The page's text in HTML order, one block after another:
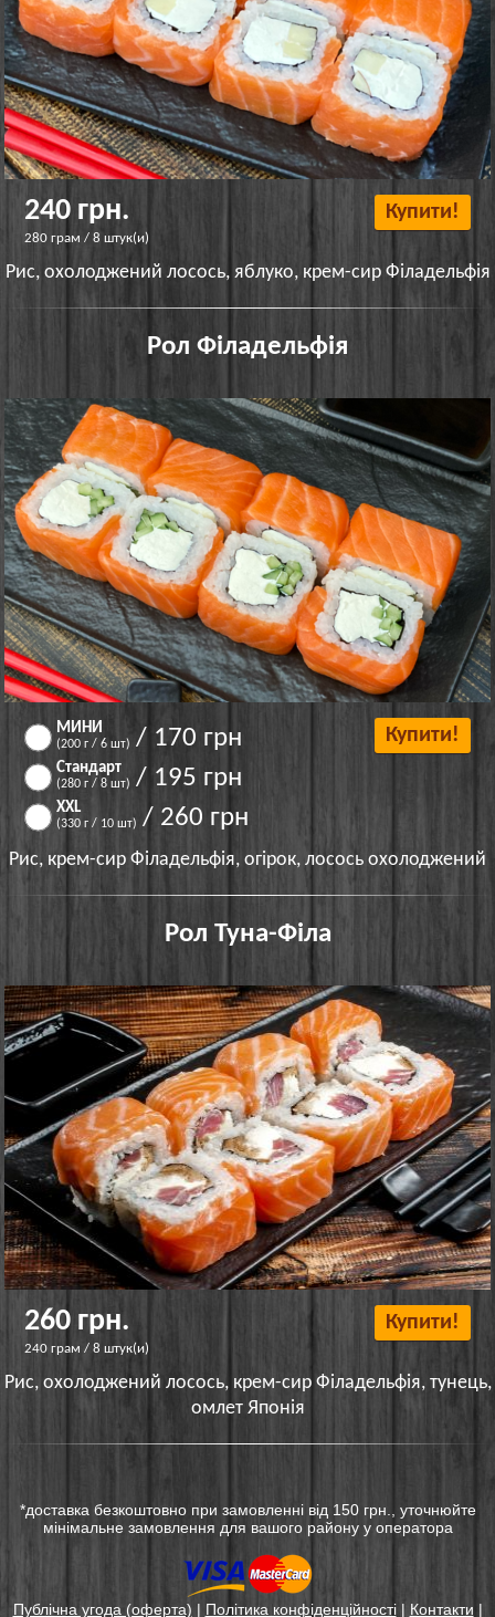
240 грн.
280 грам / 8 штук(и)
Купити!
Рис, охолоджений лосось, яблуко, крем-сир Філадельфія
Рол Філадельфія
МИНИ
(200 г / 6 шт) / 170 грн
Стандарт
(280 г / 8 шт) / 195 грн
XXL
(330 г / 10 шт) / 260 грн
Купити!
Рис, крем-сир Філадельфія, огірок, лосось охолоджений
Рол Туна-Філа
260 грн.
240 грам / 8 штук(и)
Купити!
Рис, охолоджений лосось, крем-сир Філадельфія, тунець,
омлет Японія
*доставка безкоштовно при замовленні від 150 грн., уточнюйте
мінімальне замовлення для вашого району у оператора
Публічна угода (оферта) | Політика конфіденційності| Контакти |